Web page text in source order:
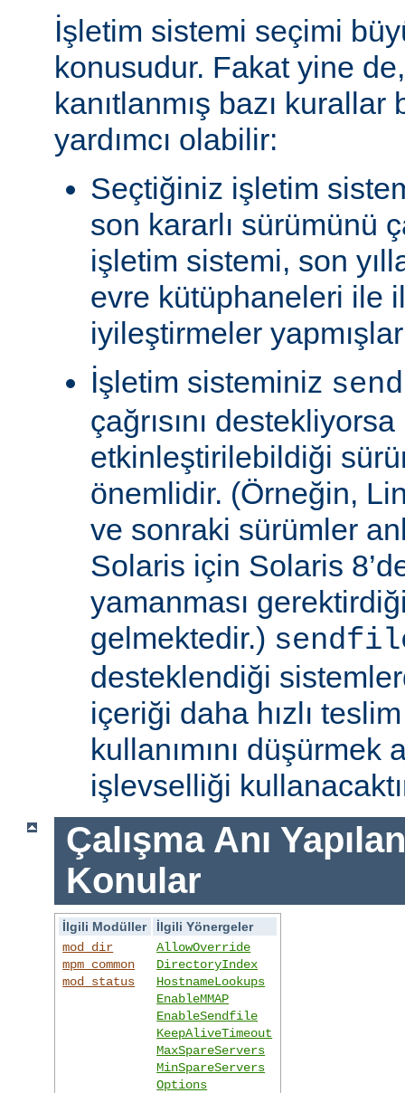
İşletim sistemi seçimi
konusudur. Fakat yine de,
kanıtlanmış bazı
yardımcı olabilir:
Seçtiğiniz işletim
son kararlı sürümünü
işletim sistemi, son
evre kütüphaneleri ile
iyileştirmeler
İşletim sisteminiz
çağrısını
etkinleştirilebildiği
önemlidir. (Örneğin,
ve sonraki sürümler
Solaris için Solaris
yamanması
gelmektedir.)
desteklendiği
içeriği daha hızlı
kullanımını düşürmek
işlevselliği
Çalışma Anı
Konular
İlgili Modüller
İlgili Yönergeler
mod_dir
mpm_common
mod_status
AllowOverride
DirectoryIndex
HostnameLookups
EnableMMAP
EnableSendfile
KeepAliveTimeout
MaxSpareServers
MinSpareServers
Options